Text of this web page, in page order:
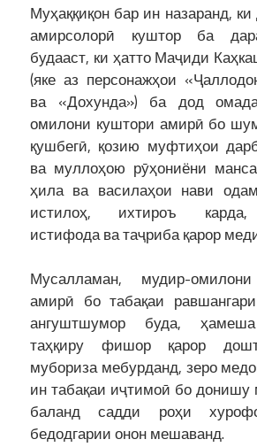
Муҳаққиқон бар ин назаранд,
амирсолорӣ куштор ба
будааст, ки ҳатто Маҷиди
(яке аз персонажҳои
ва «Дохунда») ба дод
омилони куштори амирӣ бо
қушбегӣ, қозию муфтиҳои
ва муллоҳою рӯҳониёни
ҳила ва василаҳои нави
истилоҳ, ихтироъ
истифода ва таҷриба қарор
Мусалламан, мудир-
амирӣ бо табақаи
ангуштшумор буда,
таҳқиру фишор қарор
мубориза мебурданд, зеро
ин табақаи иҷтимоӣ бо
баланд садди роҳи
бедодгарии онон мешаванд.